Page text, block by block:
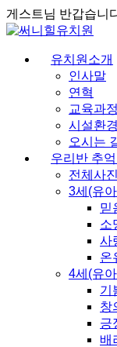
게스트님 반갑습니
유치원소개
인사말
연혁
교육과정
시설환경
오시는
우리반 추
전체사진
3세(유
믿
소
사
온
4세(유
기
창
긍
배